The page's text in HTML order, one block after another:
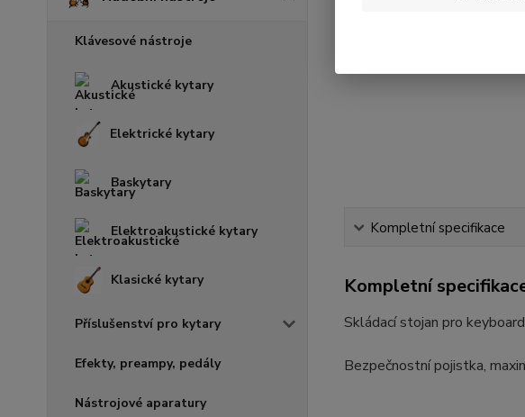
Klávesové nástroje
Akustické kytary
Elektrické kytary
Baskytary
Elektroakustické kytary
Klasické kytary
Příslušenství pro kytary
Efekty, preampy, pedály
Nástrojové aparatury
Kompletní specifikace
Kompletní
Skládací stojan pro
Bezpečnostní pojistka,